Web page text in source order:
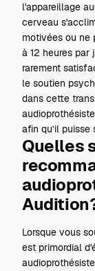
l'appareillage
cerveau
motivées ou ne
à 12 heures par
rarement
le soutien
dans cette
afin qu’il puisse
Quelles
Lorsque vous
est primordial